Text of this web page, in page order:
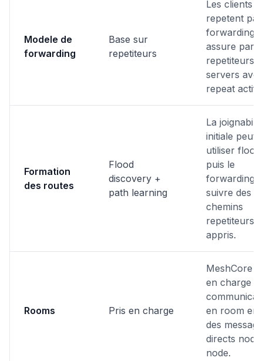
Modele de
forwarding
Base sur
repetiteurs
Les clients
repetent
forwarding
assure par
repetiteurs/
servers avec
repeat actif.
Formation
des routes
Flood
discovery +
path learning
La
initiale peut
utiliser flood,
puis le
forwarding
suivre des
chemins
repetiteurs
appris.
Rooms Pris en charge
MeshCore
en charge la
en room en
des
directs
node.